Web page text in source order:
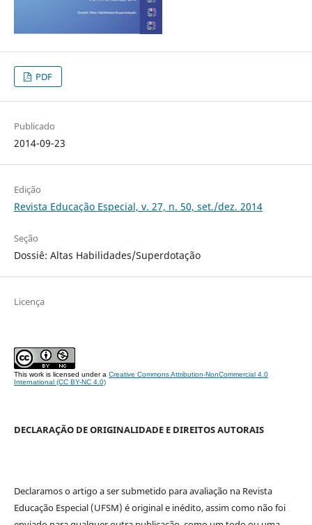
PDF
Publicado
2014-09-23
Edição
Revista Educação Especial, v. 27, n. 50, set./dez. 2014
Seção
Dossiê: Altas Habilidades/Superdotação
Licença
This work is licensed under a Creative Commons Attribution-NonCommercial 4.0
International (CC BY-NC 4.0)
DECLARAÇÃO DE ORIGINALIDADE E DIREITOS AUTORAIS
Declaramos o artigo a ser submetido para avaliação na Revista
Educação Especial (UFSM) é original e inédito, assim como não foi